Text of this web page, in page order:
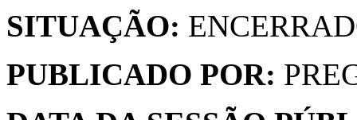
SITUAÇÃO:
PUBLICADO POR: